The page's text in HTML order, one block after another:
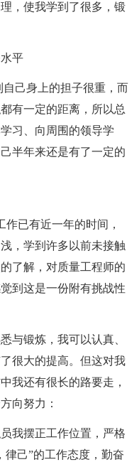
，使我学到了很多，锻
平
己身上的担子很重，而
有一定的距离，所以总
习、向周围的领导学
半年来还是有了一定的
已有近一年的时间，
，学到许多以前未接触
了解，对质量工程师的
到这是一份附有挑战性
与锻炼，我可以认真、
很大的提高。但这对我
我还有很长的路要走，
向努力：
我摆正工作位置，严格
律己”的工作态度，勤奋